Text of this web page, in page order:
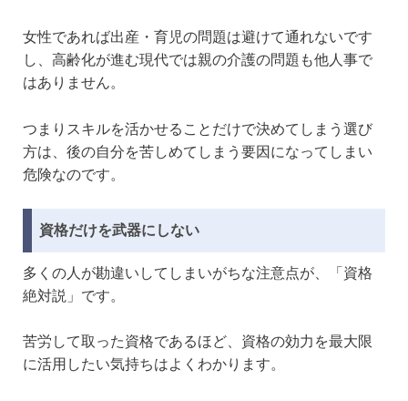
女性であれば出産・育児の問題は避けて通れないです
し、高齢化が進む現代では親の介護の問題も他人事で
はありません。
つまりスキルを活かせることだけで決めてしまう選び
方は、後の自分を苦しめてしまう要因になってしまい
危険なのです。
資格だけを武器にしない
多くの人が勘違いしてしまいがちな注意点が、「資格
絶対説」です。
苦労して取った資格であるほど、資格の効力を最大限
に活用したい気持ちはよくわかります。